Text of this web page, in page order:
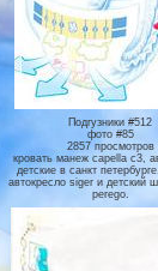
Подгузники #512
фото #85
2857 просмотров
кровать манеж capella c3,
детские в санкт
автокресло siger и детский
perego.